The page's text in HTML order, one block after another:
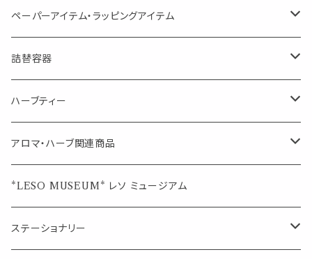
AroMachi アロマチ 町の香り
Mask&Pillow Aroma
ブレンド
ディフューザー
サシェ・香り袋
ハーブティー
シングル
ブレンド
キャンディー
ペーパーアイテム・ラッピングアイテム
シーリングワックス シール
ペーパークリップ
ウェルカムボード・装飾
席札クリップ
プチギフト
詰替容器
ロールオンボトル
スプレーボトル
スポイトボトル
精油用ボトル
ハーブティー
ブレンド
ジュエル オブ ビューティー
美人さんのハーブティー
シングル
アロマ・ハーブ関連商品
エッセンシャルオイル
シングル
クラフト器材・道具
*LESO MUSEUM* レソ ミュージアム
ステーショナリー